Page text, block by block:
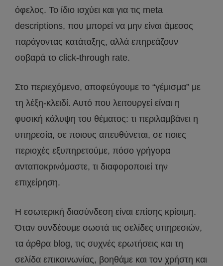
όφελος. Το ίδιο ισχύει και για τις meta
descriptions, που μπορεί να μην είναι άμεσος
παράγοντας κατάταξης, αλλά επηρεάζουν
σοβαρά το click-through rate.
Στο περιεχόμενο, αποφεύγουμε το “γέμισμα” με
τη λέξη-κλειδί. Αυτό που λειτουργεί είναι η
φυσική κάλυψη του θέματος: τι περιλαμβάνει η
υπηρεσία, σε ποιους απευθύνεται, σε ποιες
περιοχές εξυπηρετούμε, πόσο γρήγορα
ανταποκρινόμαστε, τι διαφοροποιεί την
επιχείρηση.
Η εσωτερική διασύνδεση είναι επίσης κρίσιμη.
Όταν συνδέουμε σωστά τις σελίδες υπηρεσιών,
τα άρθρα blog, τις συχνές ερωτήσεις και τη
σελίδα επικοινωνίας, βοηθάμε και τον χρήστη και